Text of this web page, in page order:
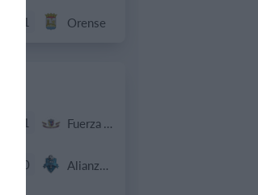
1 Orense
1 Fuerza Vinotinto
0 Alianza Miranda FC